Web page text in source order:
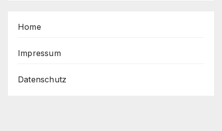
Ihrem
Home
Impressum
Datenschutz